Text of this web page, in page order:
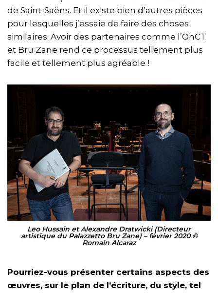
de Saint-Saëns. Et il existe bien d’autres pièces
pour lesquelles j’essaie de faire des choses
similaires. Avoir des partenaires comme l’OnCT
et Bru Zane rend ce processus tellement plus
facile et tellement plus agréable !
Leo Hussain et Alexandre Dratwicki (Directeur
artistique du Palazzetto Bru Zane) – février 2020 ©
Romain Alcaraz
Pourriez-vous présenter certains aspects des
œuvres, sur le plan de l’écriture, du style, tel